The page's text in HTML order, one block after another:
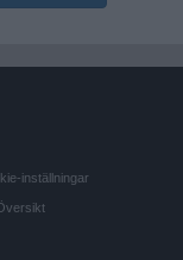
inställningar